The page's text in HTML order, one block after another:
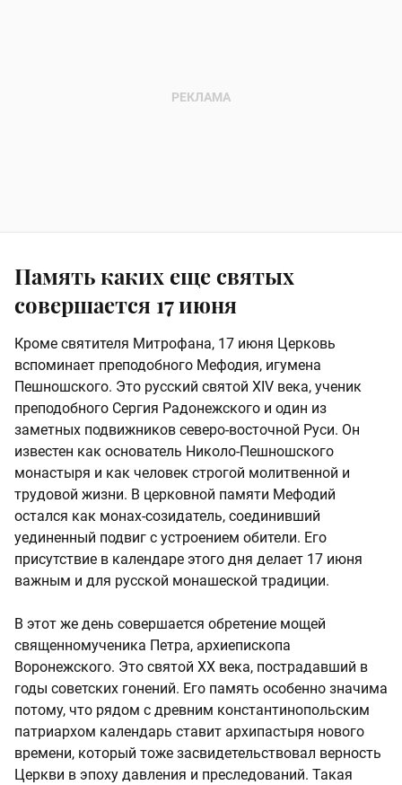
Память каких еще святых
совершается 17 июня
Кроме святителя Митрофана, 17 июня Церковь
вспоминает преподобного Мефодия, игумена
Пешношского. Это русский святой XIV века, ученик
преподобного Сергия Радонежского и один из
заметных подвижников северо-восточной Руси. Он
известен как основатель Николо-Пешношского
монастыря и как человек строгой молитвенной и
трудовой жизни. В церковной памяти Мефодий
остался как монах-созидатель, соединивший
уединенный подвиг с устроением обители. Его
присутствие в календаре этого дня делает 17 июня
важным и для русской монашеской традиции.
В этот же день совершается обретение мощей
священномученика Петра, архиепископа
Воронежского. Это святой XX века, пострадавший в
годы советских гонений. Его память особенно значима
потому, что рядом с древним константинопольским
патриархом календарь ставит архипастыря нового
времени, который тоже засвидетельствовал верность
Церкви в эпоху давления и преследований. Такая